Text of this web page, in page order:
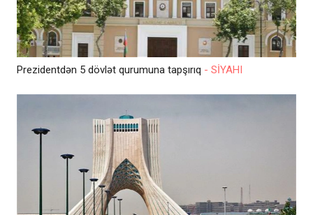
Prezidentdən 5 dövlət qurumuna tapşırıq - SİYAHI